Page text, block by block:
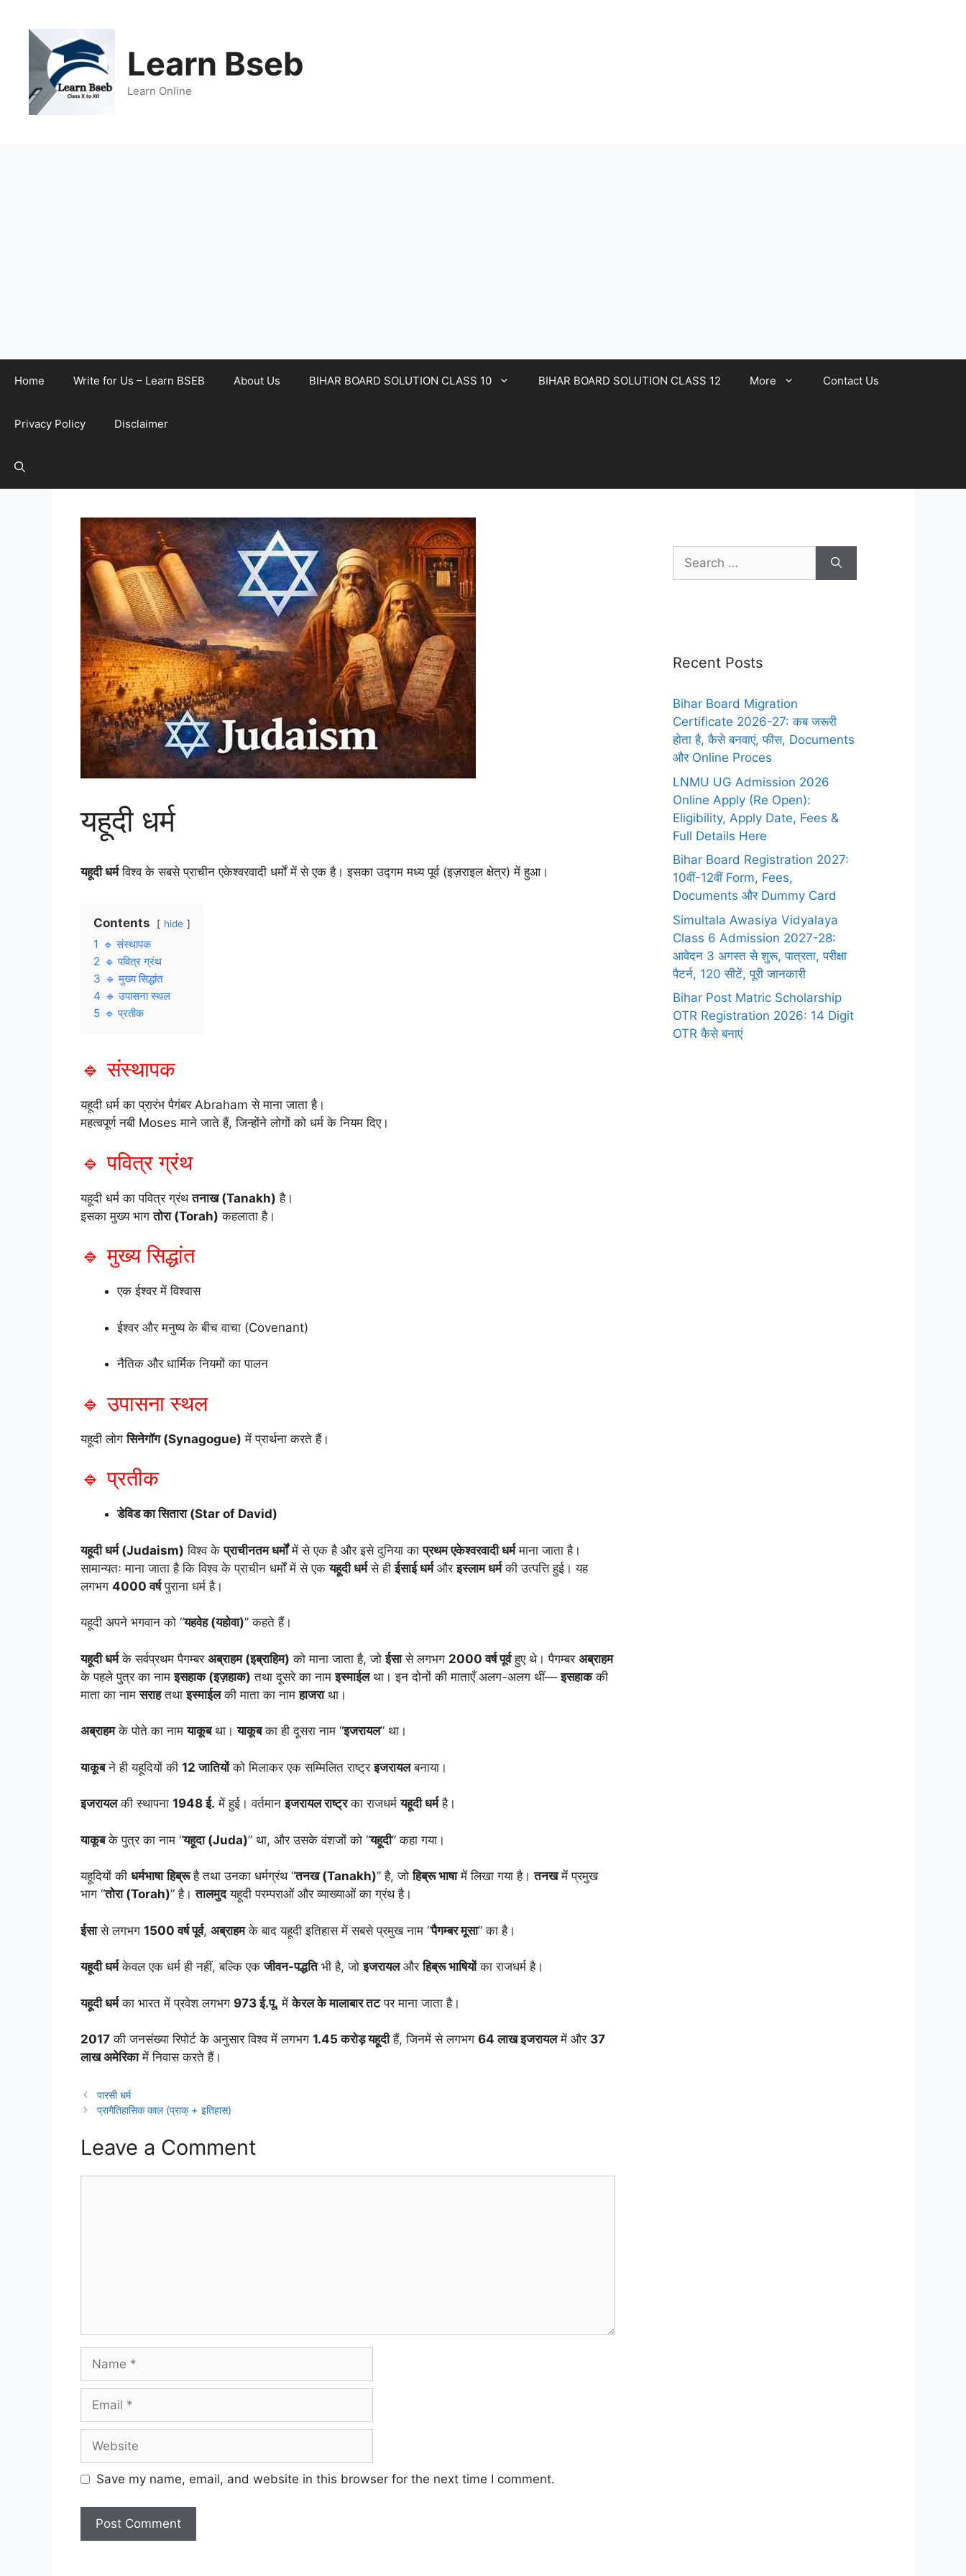
Learn Bseb
Learn Online
Home Write for Us – Learn BSEB About Us BIHAR BOARD SOLUTION CLASS 10 BIHAR BOARD SOLUTION CLASS 12 More Contact Us
Privacy Policy Disclaimer
यहूदी धर्म
यहूदी धर्मविश्व के सबसे प्राचीन एकेश्वरवादी धर्मों में से एक है। इसका उद्गम मध्य पूर्व (इज़राइल क्षेत्र) में हुआ।
Contents hide
1 🔹 संस्थापक
2 🔹 पवित्र ग्रंथ
3 🔹 मुख्य सिद्धांत
4 🔹 उपासना स्थल
5 🔹 प्रतीक
🔹 संस्थापक
यहूदी धर्म का प्रारंभ पैगंबर Abraham से माना जाता है।
महत्वपूर्ण नबी Moses माने जाते हैं, जिन्होंने लोगों को धर्म के नियम दिए।
🔹 पवित्र ग्रंथ
यहूदी धर्म का पवित्र ग्रंथतनाख (Tanakh) है।
इसका मुख्य भागतोरा (Torah) कहलाता है।
🔹 मुख्य सिद्धांत
एक ईश्वर में विश्वास
ईश्वर और मनुष्य के बीच वाचा (Covenant)
नैतिक और धार्मिक नियमों का पालन
🔹 उपासना स्थल
यहूदी लोगसिनेगॉग (Synagogue) में प्रार्थना करते हैं।
🔹 प्रतीक
डेविड का सितारा (Star of David)
यहूदी धर्म (Judaism) विश्व केप्राचीनतम धर्मोंमें से एक है और इसे दुनिया काप्रथम एकेश्वरवादी धर्ममाना जाता है।
सामान्यतः माना जाता है कि विश्व के प्राचीन धर्मों में से एकयहूदी धर्मसे हीईसाई धर्मऔरइस्लाम धर्मकी उत्पत्ति हुई। यह
लगभग 4000 वर्षपुराना धर्म है।
यहूदी अपने भगवान को “यहवेह (यहोवा)” कहते हैं।
यहूदी धर्मके सर्वप्रथम पैगम्बर अब्राहम (इब्राहिम) को माना जाता है, जोईसासे लगभग 2000 वर्ष पूर्वहुए थे। पैगम्बर अब्राहम
के पहले पुत्र का नामइसहाक (इज़हाक) तथा दूसरे का नामइस्माईलथा। इन दोनों की माताएँ अलग-अलग थीं—इसहाककी
माता का नामसराहतथाइस्माईलकी माता का नामहाजराथा।
अब्राहमके पोते का नामयाकूबथा।याकूबका ही दूसरा नाम “इजरायल” था।
याकूबने ही यहूदियों की 12 जातियोंको मिलाकर एक सम्मिलित राष्ट्रइजरायलबनाया।
इजरायलकी स्थापना 1948 ई. में हुई। वर्तमानइजरायल राष्ट्रका राजधर्मयहूदी धर्महै।
याकूबके पुत्र का नाम “यहूदा (Juda)” था, और उसके वंशजों को “यहूदी” कहा गया।
यहूदियों की धर्मभाषा हिब्रूहै तथा उनका धर्मग्रंथ “तनख (Tanakh)” है, जोहिब्रू भाषामें लिखा गया है।तनखमें प्रमुख
भाग “तोरा (Torah)” है।तालमुदयहूदी परम्पराओं और व्याख्याओं का ग्रंथ है।
ईसासे लगभग 1500 वर्ष पूर्व, अब्राहमके बाद यहूदी इतिहास में सबसे प्रमुख नाम “पैगम्बर मूसा” का है।
यहूदी धर्मकेवल एक धर्म ही नहीं, बल्कि एकजीवन-पद्धतिभी है, जोइजरायलऔरहिब्रू भाषियोंका राजधर्म है।
यहूदी धर्मका भारत में प्रवेश लगभग 973 ई.पू. मेंकेरल के मालाबार तटपर माना जाता है।
2017 की जनसंख्या रिपोर्ट के अनुसार विश्व में लगभग 1.45 करोड़ यहूदीहैं, जिनमें से लगभग 64 लाख इजरायलमें और 37
लाख अमेरिकामें निवास करते हैं।
पारसी धर्म
प्रागैतिहासिक काल (प्राक् + इतिहास)
Leave a Comment
Save my name, email, and website in this browser for the next time I comment.
Recent Posts
Bihar Board Migration
Certificate 2026-27: कब जरूरी
होता है, कैसे बनवाएं, फीस, Documents
और Online Proces
LNMU UG Admission 2026
Online Apply (Re Open):
Eligibility, Apply Date, Fees &
Full Details Here
Bihar Board Registration 2027:
10वीं-12वीं Form, Fees,
Documents और Dummy Card
Simultala Awasiya Vidyalaya
Class 6 Admission 2027-28:
आवेदन 3 अगस्त से शुरू, पात्रता, परीक्षा
पैटर्न, 120 सीटें, पूरी जानकारी
Bihar Post Matric Scholarship
OTR Registration 2026: 14 Digit
OTR कैसे बनाएं